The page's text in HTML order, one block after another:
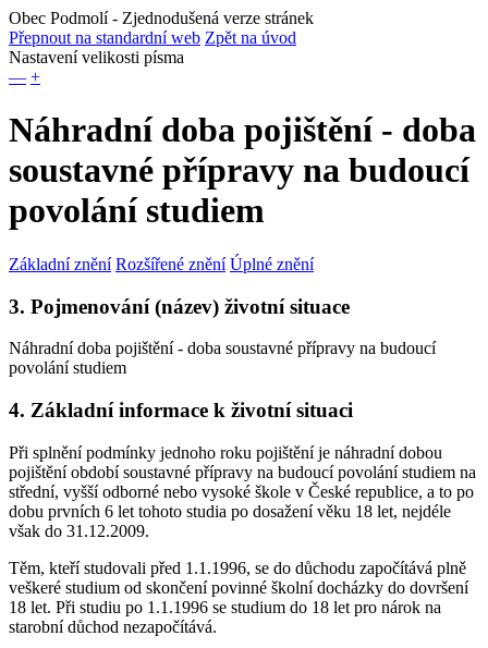
Obec Podmolí- Zjednodušená verze stránek
Přepnout na standardní web Zpět na úvod
Nastavení velikosti písma
— +
Náhradní doba pojištění - doba
soustavné přípravy na budoucí
povolání studiem
Základní znění Rozšířené znění Úplné znění
3. Pojmenování (název) životní situace
Náhradní doba pojištění - doba soustavné přípravy na budoucí
povolání studiem
4. Základní informace k životní situaci
Při splnění podmínky jednoho roku pojištění je náhradní dobou
pojištění období soustavné přípravy na budoucí povolání studiem na
střední, vyšší odborné nebo vysoké škole v České republice, a to po
dobu prvních 6 let tohoto studia po dosažení věku 18 let, nejdéle
však do 31.12.2009.
Těm, kteří studovali před 1.1.1996, se do důchodu započítává plně
veškeré studium od skončení povinné školní docházky do dovršení
18 let. Při studiu po 1.1.1996 se studium do 18 let pro nárok na
starobní důchod nezapočítává.